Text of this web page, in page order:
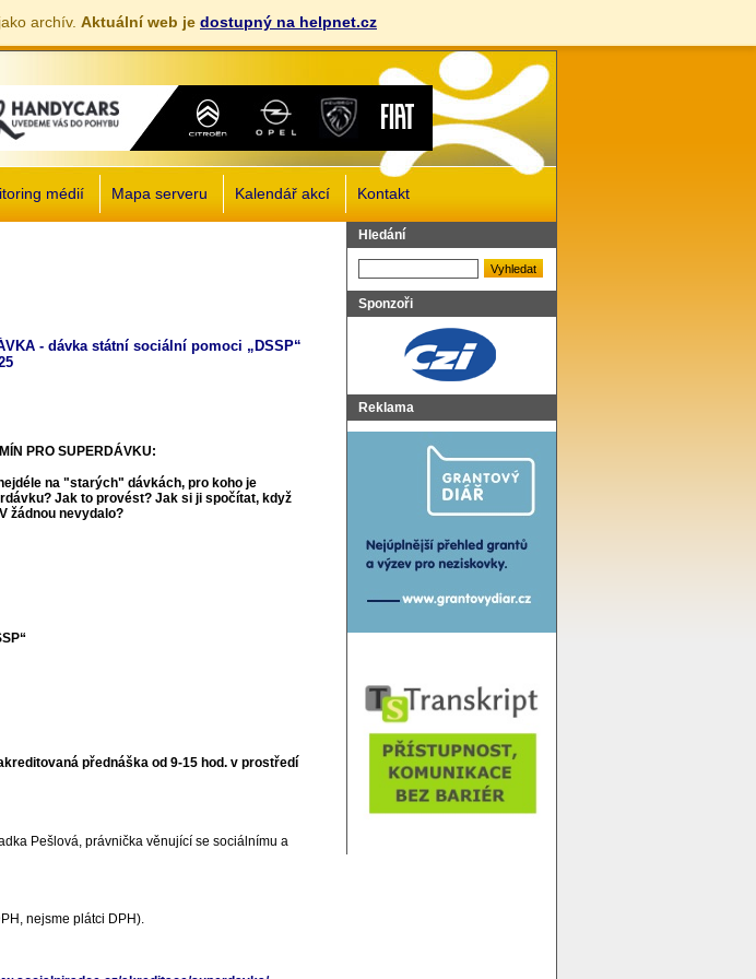
archív. Aktuální web je dostupný na helpnet.cz
médií Mapa serveru Kalendář akcí Kontakt
- dávka státní sociální pomoci „DSSP“
PRO SUPERDÁVKU:
na "starých" dávkách, pro koho je
Jak to provést? Jak si ji spočítat, když
žádnou nevydalo?
přednáška od 9-15 hod. v prostředí
Pešlová, právnička věnující se sociálnímu a
nejsme plátci DPH).
Hledání
Sponzoři
Reklama